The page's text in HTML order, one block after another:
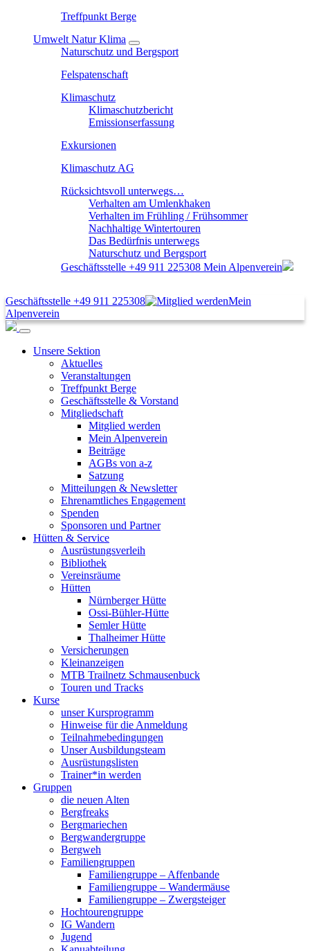
Treffpunkt Berge
Umwelt Natur Klima
Naturschutz und Bergsport
Felspatenschaft
Klimaschutz
Klimaschutzbericht
Emissionserfassung
Exkursionen
Klimaschutz AG
Rücksichtsvoll unterwegs…
Verhalten am Umlenkhaken
Verhalten im Frühling / Frühsommer
Nachhaltige Wintertouren
Das Bedürfnis unterwegs
Naturschutz und Bergsport
Geschäftsstelle +49 911 225308 Mein Alpenverein
Geschäftsstelle +49 911 225308
Mein
Alpenverein
Unsere Sektion
Aktuelles
Veranstaltungen
Treffpunkt Berge
Geschäftsstelle & Vorstand
Mitgliedschaft
Mitglied werden
Mein Alpenverein
Beiträge
AGBs von a-z
Satzung
Mitteilungen & Newsletter
Ehrenamtliches Engagement
Spenden
Sponsoren und Partner
Hütten & Service
Ausrüstungsverleih
Bibliothek
Vereinsräume
Hütten
Nürnberger Hütte
Ossi-Bühler-Hütte
Semler Hütte
Thalheimer Hütte
Versicherungen
Kleinanzeigen
MTB Trailnetz Schmausenbuck
Touren und Tracks
Kurse
unser Kursprogramm
Hinweise für die Anmeldung
Teilnahmebedingungen
Unser Ausbildungsteam
Ausrüstungslisten
Trainer*in werden
Gruppen
die neuen Alten
Bergfreaks
Bergmariechen
Bergwandergruppe
Bergweh
Familiengruppen
Familiengruppe – Affenbande
Familiengruppe – Wandermäuse
Familiengruppe – Zwergsteiger
Hochtourengruppe
IG Wandern
Jugend